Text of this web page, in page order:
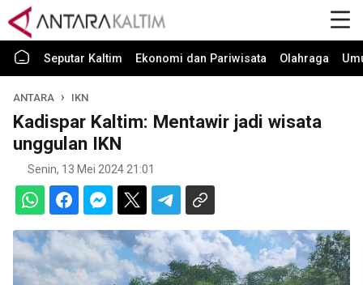
Seputar Kaltim Ekonomi dan Pariwisata Olahraga
ANTARA IKN
Kadispar Kaltim: Mentawir jadi wisata
unggulan IKN
Senin, 13 Mei 2024 21:01